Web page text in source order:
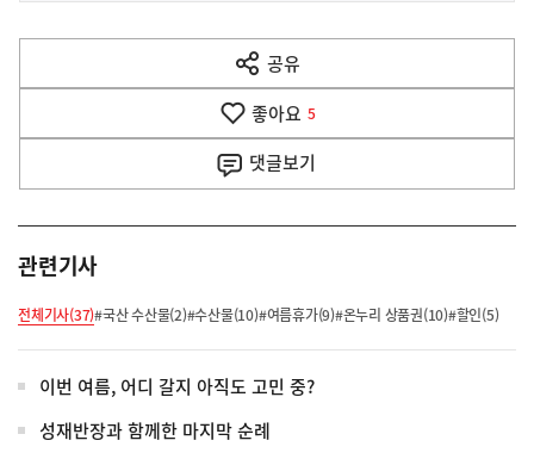
다
음
공유
열
기
좋아요 5
댓글보기
관련기사
전체기사(37)#국산 수산물(2)#수산물(10)#여름휴가(9)#온누리 상품권(10)#할인(5)
이번 여름, 어디 갈지 아직도 고민 중?
성재반장과 함께한 마지막 순례